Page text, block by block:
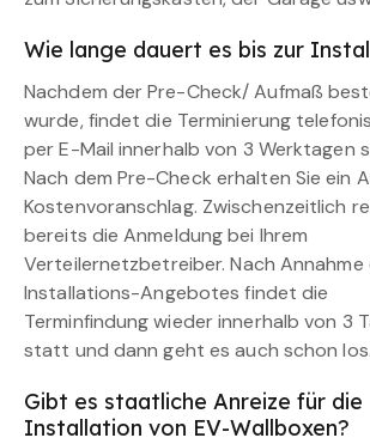
Wie lange dauert es bis zur
Nachdem der Pre-Check/ Aufmaß
wurde, findet die Terminierung
per E-Mail innerhalb von 3 Werktagen
Nach dem Pre-Check erhalten Sie ein
Kostenvoranschlag. Zwischenzeitlich
bereits die Anmeldung bei Ihrem
Verteilernetzbetreiber. Nach Annahme
Installations-Angebotes findet die
Terminfindung wieder innerhalb von 3
statt und dann geht es auch schon los.
Gibt es staatliche Anreize für die
Installation von EV-Wallboxen?